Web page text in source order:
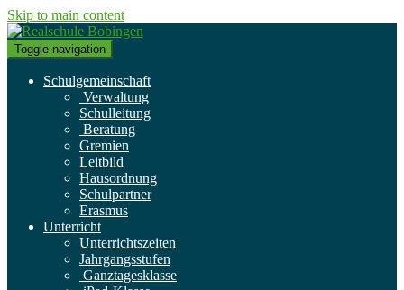
Skip to main content
Toggle navigation
Schulgemeinschaft
Verwaltung
Schulleitung
Beratung
Gremien
Leitbild
Hausordnung
Schulpartner
Erasmus
Unterricht
Unterrichtszeiten
Jahrgangsstufen
Ganztagesklasse